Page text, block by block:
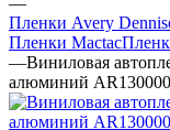
Пленки Avery
Пленки Mactac
—Виниловая
алюминий